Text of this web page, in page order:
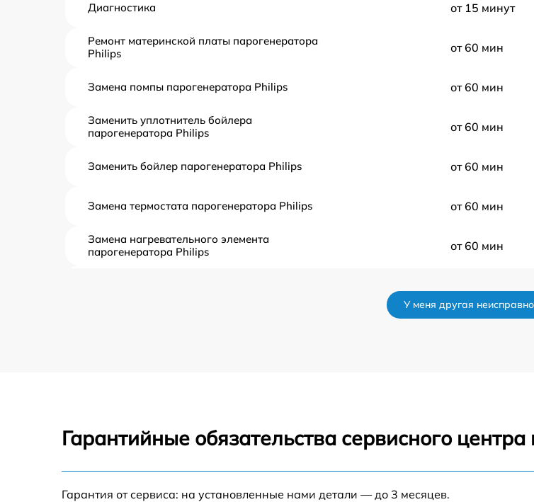
Диагностика от 15 минут
Ремонт материнской платы парогенератора
Philips
от 60 мин
Замена помпы парогенератора Philips от 60 мин
Заменить уплотнитель бойлера
парогенератора Philips
от 60 мин
Заменить бойлер парогенератора Philips от 60 мин
Замена термостата парогенератора Philips от 60 мин
Замена нагревательного элемента
парогенератора Philips
от 60 мин
Корпусный ремонт (замена резинок,
креплений, кнопок) парогенератора Philips
от 60 мин
Philips
У меня другая
Гарантийные обязательства сервисного
Гарантия от сервиса: на установленные нами детали — до 3 месяцев.